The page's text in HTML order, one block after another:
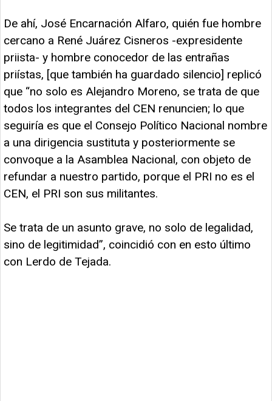
De ahí, José Encarnación Alfaro, quién fue hombre
cercano a René Juárez Cisneros -expresidente
priista- y hombre conocedor de las entrañas
priístas, [que también ha guardado silencio] replicó
que “no solo es Alejandro Moreno, se trata de que
todos los integrantes del CEN renuncien; lo que
seguiría es que el Consejo Político Nacional nombre
a una dirigencia sustituta y posteriormente se
convoque a la Asamblea Nacional, con objeto de
refundar a nuestro partido, porque el PRI no es el
CEN, el PRI son sus militantes.
Se trata de un asunto grave, no solo de legalidad,
sino de legitimidad”, coincidió con en esto último
con Lerdo de Tejada.